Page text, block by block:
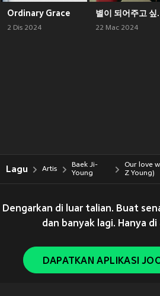
Ordinary Grace
2 Dis 2024
별
22 Mac 2024
Lagu Artis
Baek Ji-
Young
Our love
Z Young)
Dengarkan di luar talian. Buat
dan banyak lagi. Hanya di
DAPATKAN APLIKASI